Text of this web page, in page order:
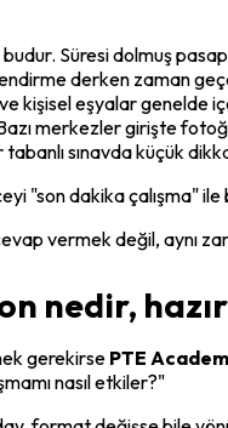
Süresi dolmuş
derken zaman
kişisel eşyalar genelde
merkezler girişte
sınavda küçük
"son dakika çalışma"
vermek değil, aynı
nedir,
gerekirse PTE
nasıl etkiler?"